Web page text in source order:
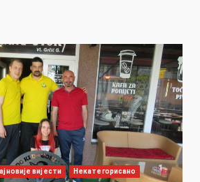
вијести Некатегорисано